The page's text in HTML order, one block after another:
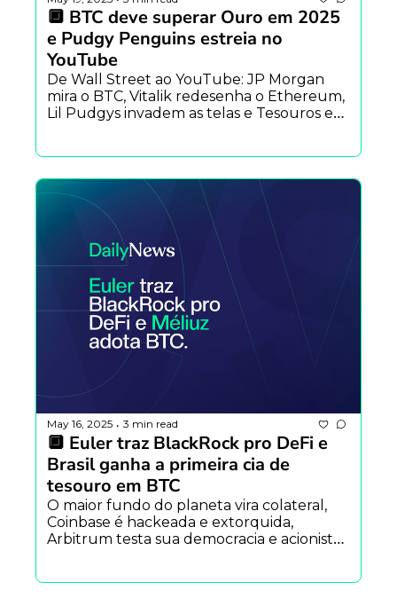
🔲 BTC deve superar Ouro em 2025
e Pudgy Penguins estreia no
YouTube
De Wall Street ao YouTube: JP Morgan
mira o BTC, Vitalik redesenha o Ethereum,
Lil Pudgys invadem as telas e Tesouros em
May 16, 2025 • 3 min read
🔲 Euler traz BlackRock pro DeFi e
Brasil ganha a primeira cia de
tesouro em BTC
O maior fundo do planeta vira colateral,
Coinbase é hackeada e extorquida,
Arbitrum testa sua democracia e acionistas